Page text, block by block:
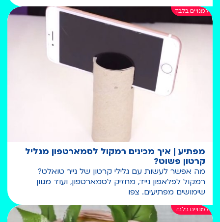
מפתיע | איך מכינים רמקול לסמארטפון מגליל
קרטון פשוט?
מה אפשר לעשות עם גלילי קרטון של נייר טואלט?
רמקול לפלאפון נייד, מחזיק לסמארטפון, ועוד מגוון
שימושים מפתיעים. צפו